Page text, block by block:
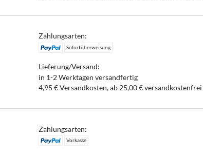
Zahlungsarten:
Sofortüberweisung
Lieferung/Versand:
in 1-2 Werktagen versandfertig
4,95 € Versandkosten, ab 25,00 € versandkostenfrei
Zahlungsarten:
Vorkasse